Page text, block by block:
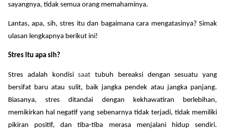
sayangnya, tidak semua orang memahaminya.
Lantas, apa, sih, stres itu dan bagaimana cara mengatasinya? Simak
ulasan lengkapnya berikut ini!
Stres itu apa sih?
Stres adalah kondisisaat tubuh bereaksi dengan sesuatu yang
bersifat baru atau sulit, baik jangka pendek atau jangka panjang.
Biasanya, stres ditandai dengan kekhawatiran berlebihan,
memikirkan hal negatif yang sebenarnya tidak terjadi, tidak memiliki
pikiran positif, dan tiba-tiba merasa menjalani hidup sendiri.